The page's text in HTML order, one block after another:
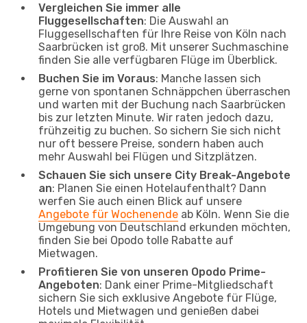
Vergleichen Sie immer alle
Fluggesellschaften: Die Auswahl an
Fluggesellschaften für Ihre Reise von Köln nach
Saarbrücken ist groß. Mit unserer Suchmaschine
finden Sie alle verfügbaren Flüge im Überblick.
Buchen Sie im Voraus: Manche lassen sich
gerne von spontanen Schnäppchen überraschen
und warten mit der Buchung nach Saarbrücken
bis zur letzten Minute. Wir raten jedoch dazu,
frühzeitig zu buchen. So sichern Sie sich nicht
nur oft bessere Preise, sondern haben auch
mehr Auswahl bei Flügen und Sitzplätzen.
Schauen Sie sich unsere City Break-Angebote
an: Planen Sie einen Hotelaufenthalt? Dann
werfen Sie auch einen Blick auf unsere
Angebote für Wochenende ab Köln. Wenn Sie die
Umgebung von Deutschland erkunden möchten,
finden Sie bei Opodo tolle Rabatte auf
Mietwagen.
Profitieren Sie von unseren Opodo Prime-
Angeboten: Dank einer Prime-Mitgliedschaft
sichern Sie sich exklusive Angebote für Flüge,
Hotels und Mietwagen und genießen dabei